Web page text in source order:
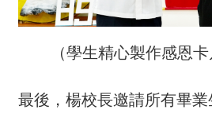
全
政
（學生精心製作感恩卡
最後，楊校長邀請所有畢